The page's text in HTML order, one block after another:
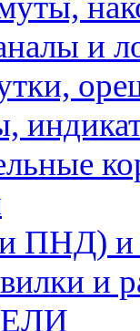
и
ПНД) и
и